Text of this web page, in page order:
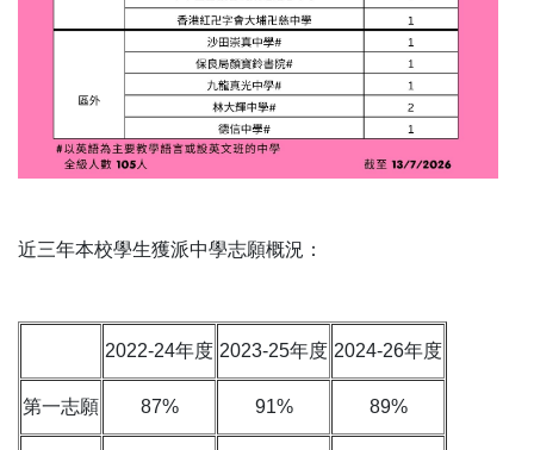
近三年本校學生獲派中學志願概況：
2022-24年度 2023-25年度 2024-26年度
第一志願 87% 91% 89%